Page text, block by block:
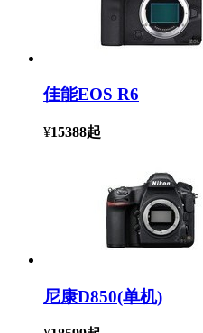
佳能EOS R6
¥15388起
尼康D850(单机)